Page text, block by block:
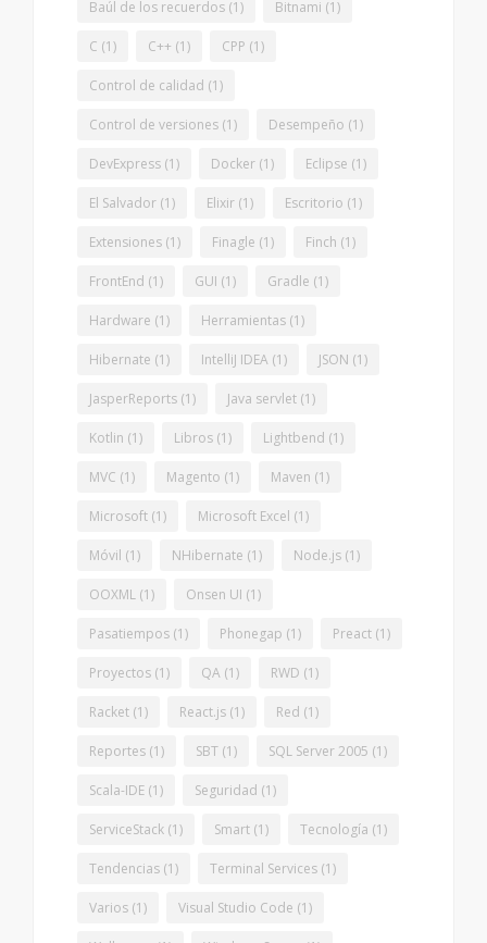
Baúl de los recuerdos (1) Bitnami (1)
C (1) C++ (1) CPP (1)
Control de calidad (1)
Control de versiones (1) Desempeño (1)
DevExpress (1) Docker (1) Eclipse (1)
El Salvador (1) Elixir (1) Escritorio (1)
Extensiones (1) Finagle (1) Finch (1)
FrontEnd (1) GUI (1) Gradle (1)
Hardware (1) Herramientas (1)
Hibernate (1) IntelliJ IDEA (1) JSON (1)
JasperReports (1) Java servlet (1)
Kotlin (1) Libros (1) Lightbend (1)
MVC (1) Magento (1) Maven (1)
Microsoft (1) Microsoft Excel (1)
Móvil (1) NHibernate (1) Node.js (1)
OOXML (1) Onsen UI (1)
Pasatiempos (1) Phonegap (1) Preact (1)
Proyectos (1) QA (1) RWD (1)
Racket (1) React.js (1) Red (1)
Reportes (1) SBT (1) SQL Server 2005 (1)
Scala-IDE (1) Seguridad (1)
ServiceStack (1) Smart (1) Tecnología (1)
Tendencias (1) Terminal Services (1)
Varios (1) Visual Studio Code (1)